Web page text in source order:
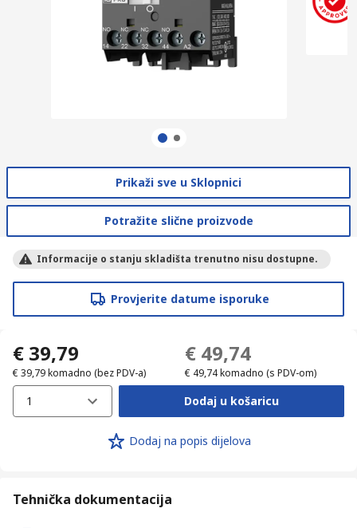
Prikaži sve u Sklopnici
Potražite slične proizvode
Informacije o stanju skladišta trenutno nisu dostupne.
Provjerite datume isporuke
€ 39,79
€ 39,79komadno (bez PDV-a)
€ 49,74
€ 49,74komadno (s PDV-om)
1 Dodaj u košaricu
Dodaj na popis dijelova
Tehnička dokumentacija